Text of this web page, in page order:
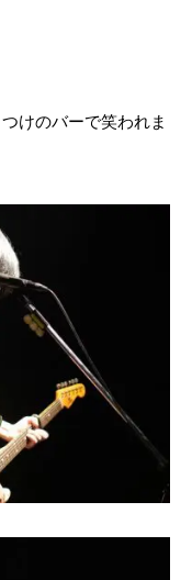
けのバーで笑われま